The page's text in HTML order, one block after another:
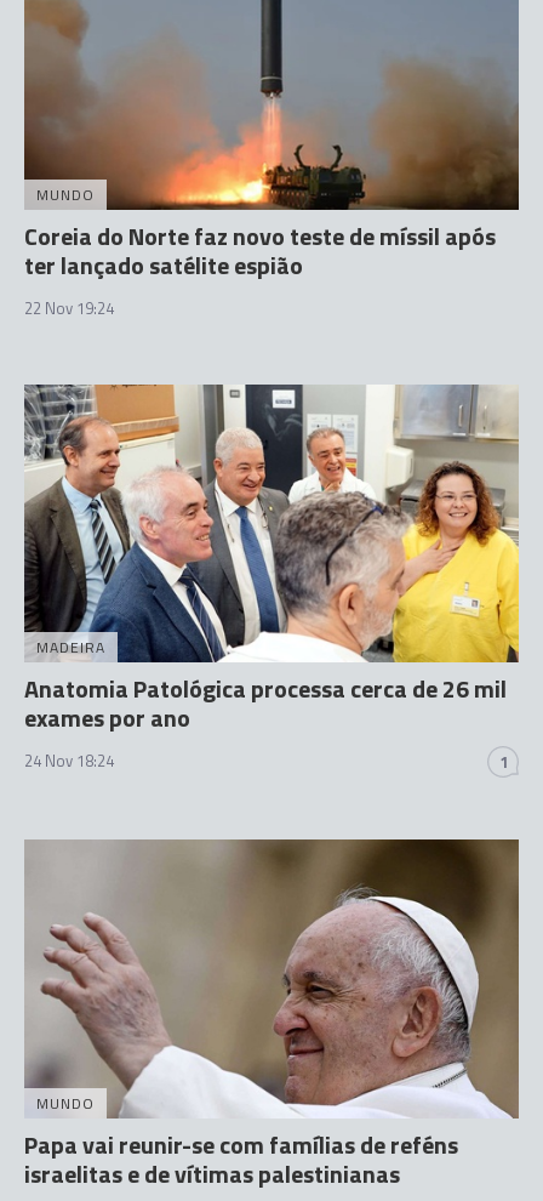
MUNDO
Coreia do Norte faz novo teste de míssil após
ter lançado satélite espião
22 Nov 19:24
MADEIRA
Anatomia Patológica processa cerca de 26 mil
exames por ano
24 Nov 18:24 1
MUNDO
Papa vai reunir-se com famílias de reféns
israelitas e de vítimas palestinianas